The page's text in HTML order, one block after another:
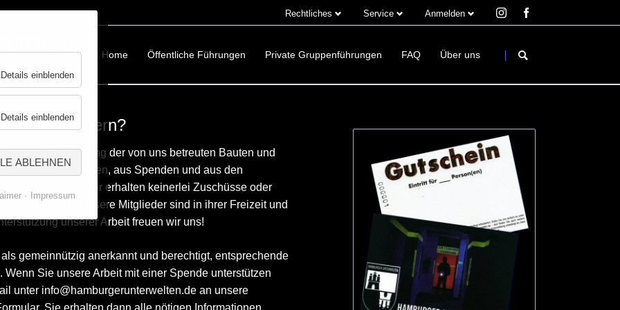
Details einblendenfür
Essenziell
Details einblendenfür
Regiondo
ABLEHNEN
Impressum
Anmelden
Service
Rechtliches
überspringen
Home Öffentliche Führungen
Shelter Central Station (english tour)
Schellfischtunnel Altona
Auf den Spuren der Großrohrpost
Stadtspaziergang Altonas Unterwelt
Tag des offenen Denkmals 2025 - Tiefbunker Louise Schröder Strasse
Gruppenführungen
Private Gruppenführungen FAQ Über uns
Mitglied werden
Berichte & Artikel
Downloads
Publikationen
oder fördern?
und Wartung der von uns betreuten Bauten und
Mitgliedsbeiträgen, aus Spenden und aus den
Wir erhalten keinerlei Zuschüsse oder
ehrenamtlich. Unsere Mitglieder sind in ihrer Freizeit und
unserer Arbeit freuen wir uns!
gemeinnützig anerkannt und berechtigt, entsprechende
Sie unsere Arbeit mit einer Spende unterstützen
unter info@hamburgerunterwelten.de an unsere
Sie erhalten dann alle nötigen Informationen.